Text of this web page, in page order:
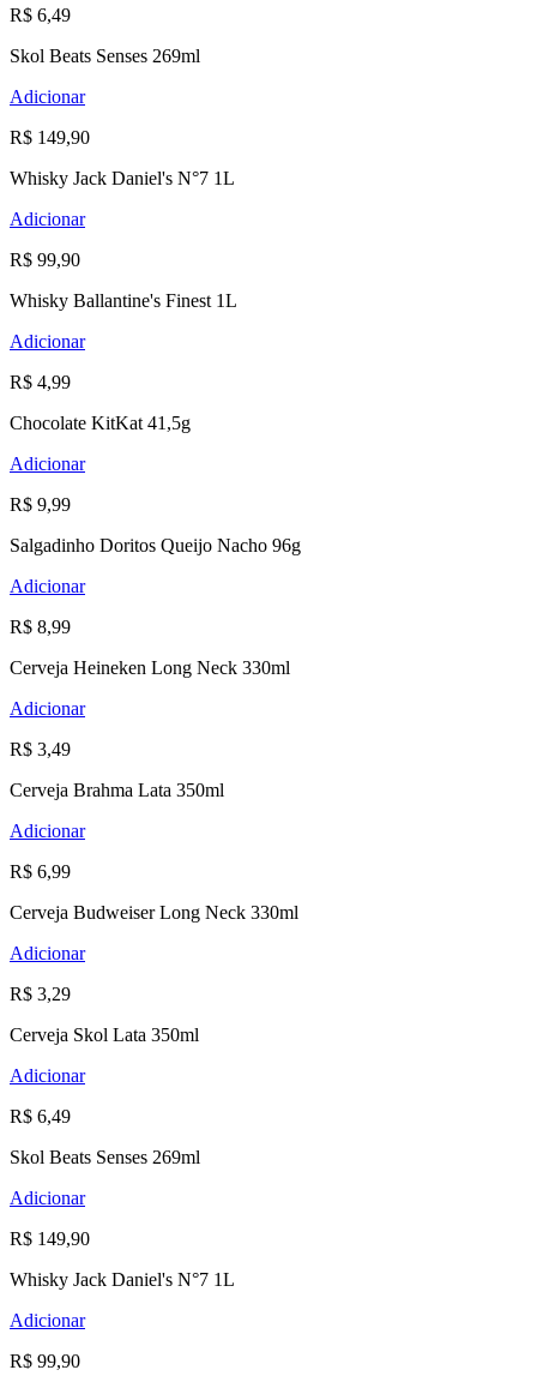
R$ 6,49
Skol Beats Senses 269ml
Adicionar
R$ 149,90
Whisky Jack Daniel's N°7 1L
Adicionar
R$ 99,90
Whisky Ballantine's Finest 1L
Adicionar
R$ 4,99
Chocolate KitKat 41,5g
Adicionar
R$ 9,99
Salgadinho Doritos Queijo Nacho 96g
Adicionar
R$ 8,99
Cerveja Heineken Long Neck 330ml
Adicionar
R$ 3,49
Cerveja Brahma Lata 350ml
Adicionar
R$ 6,99
Cerveja Budweiser Long Neck 330ml
Adicionar
R$ 3,29
Cerveja Skol Lata 350ml
Adicionar
R$ 6,49
Skol Beats Senses 269ml
Adicionar
R$ 149,90
Whisky Jack Daniel's N°7 1L
Adicionar
R$ 99,90